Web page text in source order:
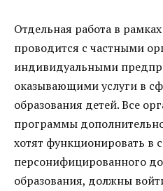
Отдельная работа в
проводится с частными
индивидуальными
оказывающими услуги в
образования детей. Все
программы
хотят функционировать в
персонифицированного
образования, должны